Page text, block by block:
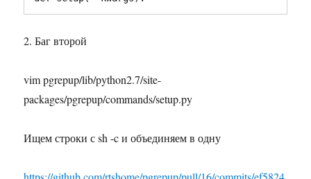
2. Баг второй
vim pgrepup/lib/python2.7/site-
packages/pgrepup/commands/setup.py
Ищем строки с sh -c и объединяем в одну